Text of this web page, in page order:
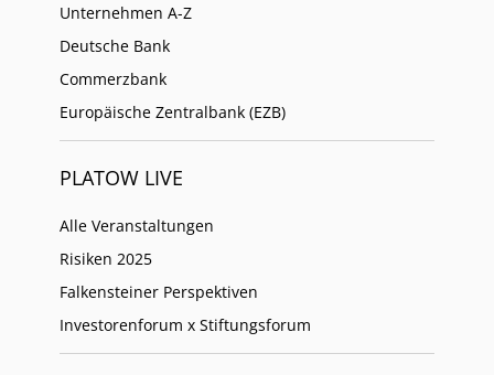
Unternehmen A-Z
Deutsche Bank
Commerzbank
Europäische Zentralbank (EZB)
PLATOW LIVE
Alle Veranstaltungen
Risiken 2025
Falkensteiner Perspektiven
Investorenforum x Stiftungsforum